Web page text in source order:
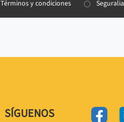
Términos y condiciones Seguralia
SÍGUENOS